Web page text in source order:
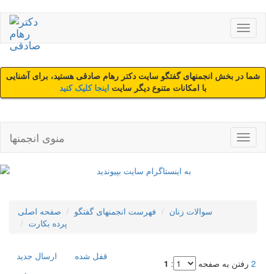
شما در بخش انجمنهای گفتگو سایت دکتر رهام صادقی هستید، برای آشنایی
با امکانات متنوع دیگر سایت اینجا کلیک کنید
منوی انجمنها
صفحه اصلی فهرست انجمنهای گفتگو
سوالات زنان
پرده بکارت
ارسال جديد
قفل شده
رفتن به صفحه :
1 2